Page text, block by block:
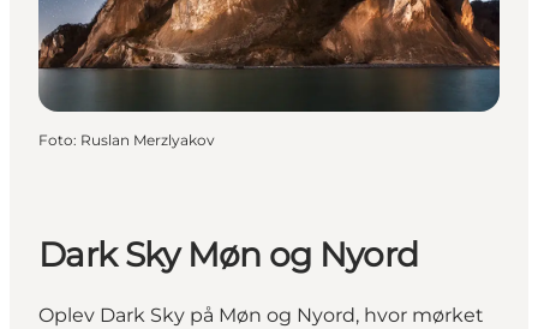
Foto: Ruslan Merzlyakov
Dark Sky Møn og Nyord
Oplev Dark Sky på Møn og Nyord, hvor mørket